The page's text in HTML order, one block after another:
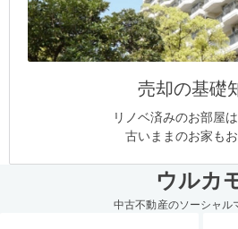
売却の基礎
リノベ済みのお部屋
古いままのお家も
ウルカ
中古不動産のソーシャル